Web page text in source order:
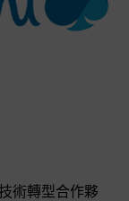
術轉型合作夥